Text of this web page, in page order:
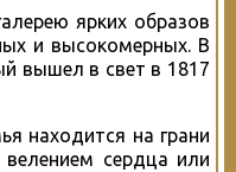
ярких образов
и высокомерных. В
вышел в свет в 1817
находится на грани
сердца или